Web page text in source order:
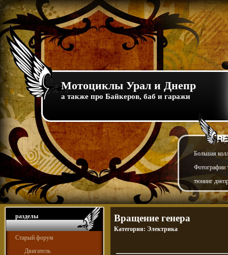
Мотоциклы Урал и Днепр
а также про Байкеров, баб и гаражи
Большая
Фотографии
тюнинг
разделы
Старый форум
Двигатель
Вращение генера
Категория: Электрика